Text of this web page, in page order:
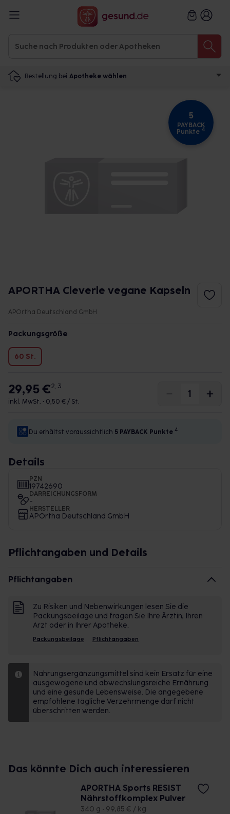
Bestellung bei Apotheke wählen
5
PAYBACK
Punkte 4
APORTHA Cleverle vegane Kapseln
APOrtha Deutschland GmbH
Packungsgröße
60 St.
29,95 €2, 3
inkl. MwSt. • 0,50 € / St.
Du erhältst voraussichtlich 5 PAYBACK Punkte 4
Details
PZN
19742690
DARREICHUNGSFORM
-
HERSTELLER
APOrtha Deutschland GmbH
Pflichtangaben und Details
Pflichtangaben
Zu Risiken und Nebenwirkungen lesen Sie die
Packungsbeilage und fragen Sie Ihre Ärztin, Ihren
Arzt oder in Ihrer Apotheke.
Packungsbeilage Pflichtangaben
Nahrungsergänzungsmittel sind kein Ersatz für eine
ausgewogene und abwechslungsreiche Ernährung
und eine gesunde Lebensweise. Die angegebene
empfohlene tägliche Verzehrmenge darf nicht
überschritten werden.
Das könnte Dich auch interessieren
APORTHA Sports RESIST
Nährstoffkomplex Pulver
340 g • 99,85 € / kg